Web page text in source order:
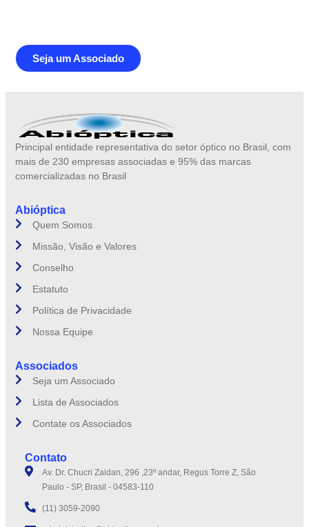
Seja um Associado
Principal entidade representativa do setor óptico no Brasil, com
mais de 230 empresas associadas e 95% das marcas
comercializadas no Brasil
Abióptica
Quem Somos
Missão, Visão e Valores
Conselho
Estatuto
Política de Privacidade
Nossa Equipe
Associados
Seja um Associado
Lista de Associados
Contate os Associados
Contato
Av. Dr. Chucri Zaidan, 296 ,23º andar, Regus Torre Z, São
Paulo - SP, Brasil - 04583-110
(11) 3059-2090